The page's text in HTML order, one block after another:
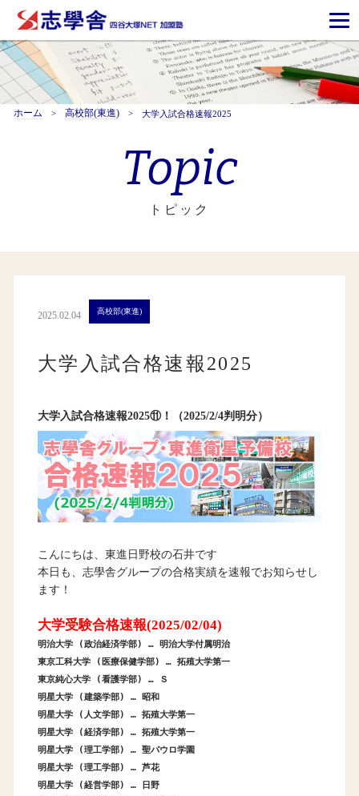
ホーム 高校部(東進) 大学入試合格速報2025
Topic
トピック
2025.02.04 高校部(東進)
大学入試合格速報2025
大学入試合格速報2025⑪！（2025/2/4判明分）
こんにちは、東進日野校の石井です
本日も、志學舎グループの合格実績を速報でお知らせし
ます！
大学受験合格速報(2025/02/04)
明治大学 (政治経済学部) … 明治大学付属明治
東京工科大学 (医療保健学部) … 拓殖大学第一
東京純心大学 (看護学部) … Ｓ
明星大学 (建築学部) … 昭和
明星大学 (人文学部) … 拓殖大学第一
明星大学 (経済学部) … 拓殖大学第一
明星大学 (理工学部) … 聖パウロ学園
明星大学 (理工学部) … 芦花
明星大学 (経営学部) … 日野